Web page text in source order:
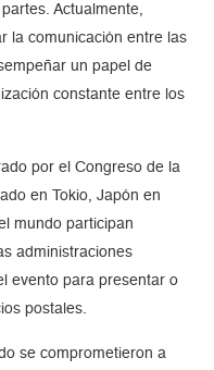
Actualmente,
la comunicación entre las
un papel de
constante entre los
por el Congreso de la
en Tokio, Japón en
mundo participan
administraciones
evento para presentar o
postales.
se comprometieron a